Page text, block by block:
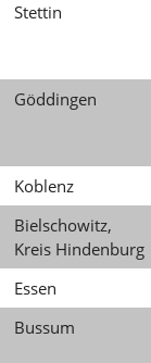
Stettin
Göddingen
Koblenz
Bielschowitz,
Kreis Hindenburg
Essen
Bussum